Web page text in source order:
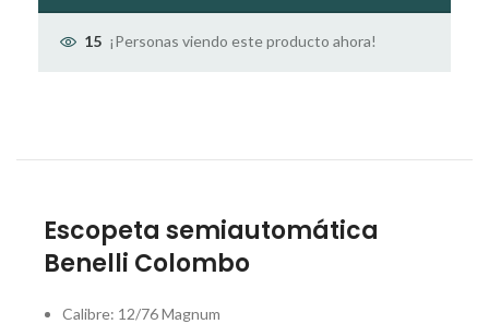
15 ¡Personas viendo este producto ahora!
Escopeta semiautomática
Benelli Colombo
Calibre: 12/76 Magnum